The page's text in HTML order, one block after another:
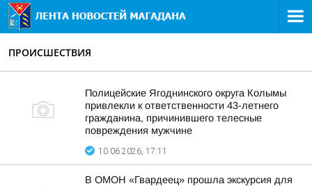
ПРОИСШЕСТВИЯ
Полицейские Ягоднинского округа Колымы
привлекли к ответственности 43-летнего
гражданина, причинившего телесные
повреждения мужчине
10.06.2026, 17:11
В ОМОН «Гвардеец» прошла экскурсия для